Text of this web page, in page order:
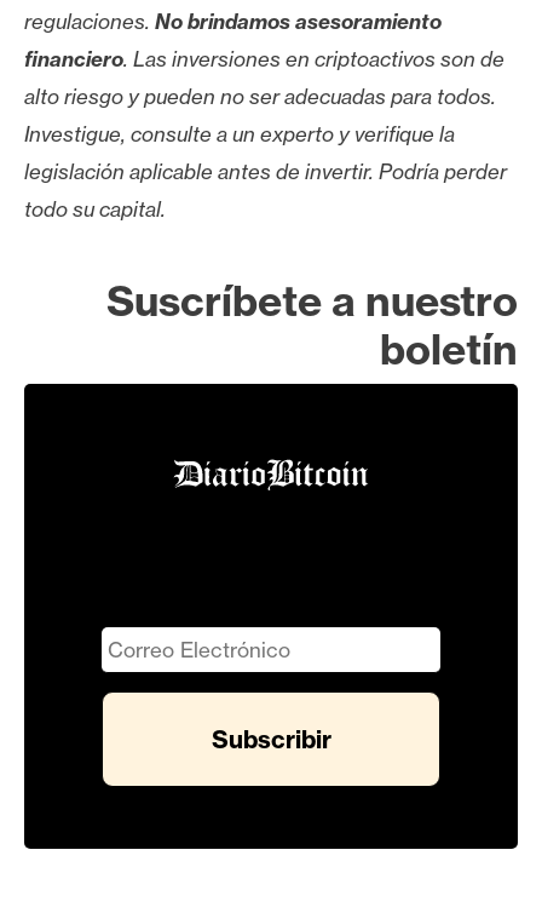
regulaciones. No brindamos asesoramiento
financiero. Las inversiones en criptoactivos son de
alto riesgo y pueden no ser adecuadas para todos.
Investigue, consulte a un experto y verifique la
legislación aplicable antes de invertir. Podría perder
todo su capital.
Suscríbete a nuestro
boletín